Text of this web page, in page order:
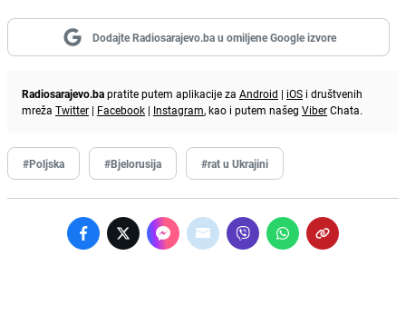
Dodajte Radiosarajevo.ba u omiljene Google izvore
Radiosarajevo.bapratite putem aplikacije za Android | iOS i društvenih
mreža Twitter | Facebook | Instagram, kao i putem našeg ViberChata.
#Poljska #Bjelorusija #rat u Ukrajini